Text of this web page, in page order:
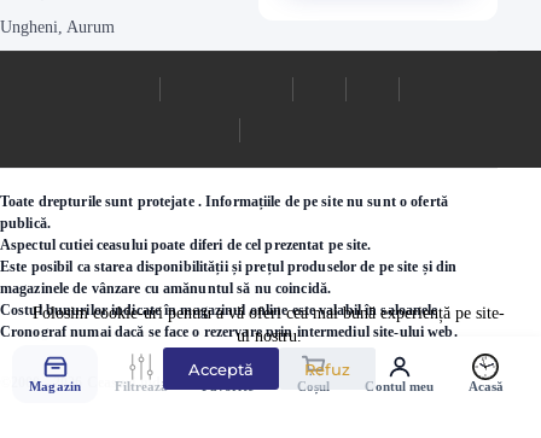
Folosim cookie-uri pentru a vă oferi cea mai bună experiență pe site-
ul nostru.
Acceptă Refuz
Ungheni, Aurum
Toate drepturile sunt protejate . Informațiile de pe site nu sunt o ofertă
publică.
Aspectul cutiei ceasului poate diferi de cel prezentat pe site.
Este posibil ca starea disponibilității și prețul produselor de pe site și din
magazinele de vânzare cu amănuntul să nu coincidă.
Costul bunurilor indicate în magazinul online este valabil în saloanele
Cronograf numai dacă se face o rezervare prin intermediul site-ului web.
©2000 - 2026 Ceasuri.md
Magazin Filtrează Coșul Contul meu Acasă